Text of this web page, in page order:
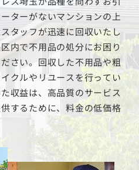
ターがないマンションの上
タッフが迅速に回収いたし
内で不用品の処分にお困り
さい。回収した不用品や粗
クルやリユースを行ってい
収益は、高品質のサービス
するために、料金の低価格